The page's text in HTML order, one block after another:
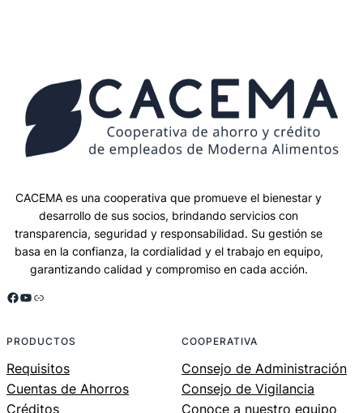
CACEMA es una cooperativa que promueve el bienestar y
desarrollo de sus socios, brindando servicios con
transparencia, seguridad y responsabilidad. Su gestión se
basa en la confianza, la cordialidad y el trabajo en equipo,
garantizando calidad y compromiso en cada acción.
Facebook
YouTube
Enlace
PRODUCTOS
Requisitos
Cuentas de Ahorros
Créditos
COOPERATIVA
Consejo de Administración
Consejo de Vigilancia
Conoce a nuestro equipo